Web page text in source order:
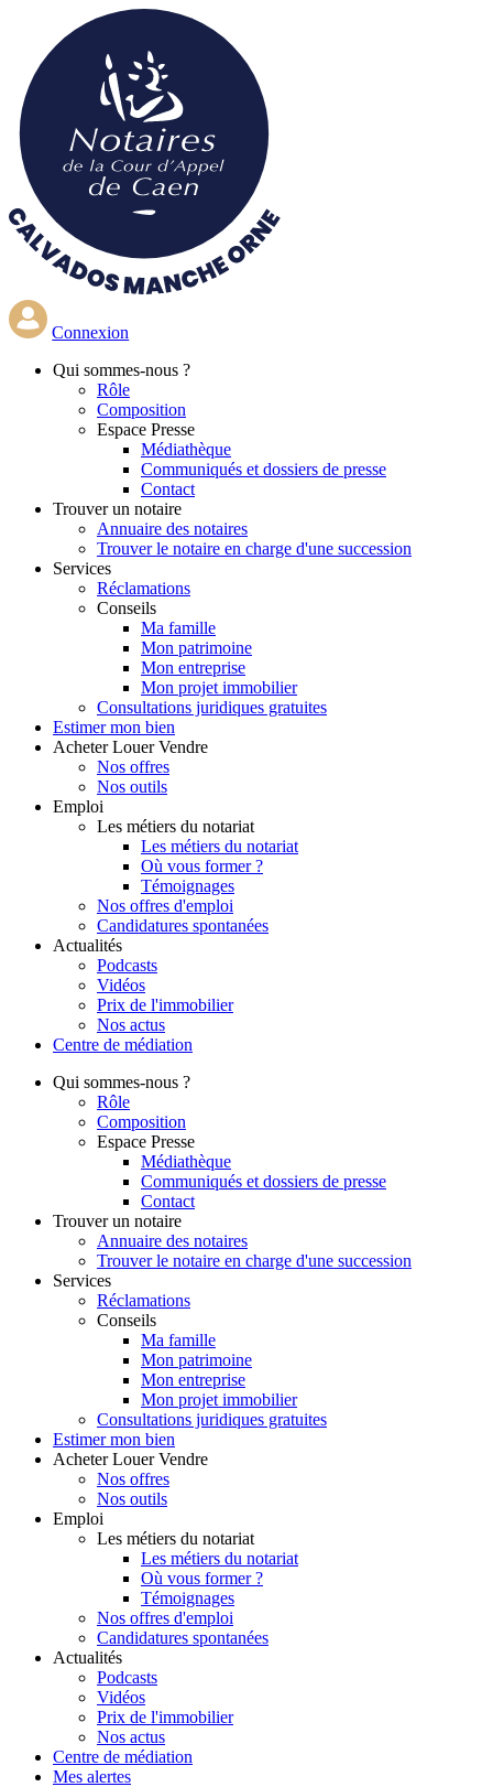
contenu
principal
Connexion
Qui sommes-nous ?
Rôle
Composition
Espace Presse
Médiathèque
Communiqués et dossiers de presse
Contact
Trouver un notaire
Annuaire des notaires
Trouver le notaire en charge d'une succession
Services
Réclamations
Conseils
Ma famille
Mon patrimoine
Mon entreprise
Mon projet immobilier
Consultations juridiques gratuites
Estimer mon bien
Acheter Louer Vendre
Nos offres
Nos outils
Emploi
Les métiers du notariat
Les métiers du notariat
Où vous former ?
Témoignages
Nos offres d'emploi
Candidatures spontanées
Actualités
Podcasts
Vidéos
Prix de l'immobilier
Nos actus
Centre de médiation
Qui sommes-nous ?
Rôle
Composition
Espace Presse
Médiathèque
Communiqués et dossiers de presse
Contact
Trouver un notaire
Annuaire des notaires
Trouver le notaire en charge d'une succession
Services
Réclamations
Conseils
Ma famille
Mon patrimoine
Mon entreprise
Mon projet immobilier
Consultations juridiques gratuites
Estimer mon bien
Acheter Louer Vendre
Nos offres
Nos outils
Emploi
Les métiers du notariat
Les métiers du notariat
Où vous former ?
Témoignages
Nos offres d'emploi
Candidatures spontanées
Actualités
Podcasts
Vidéos
Prix de l'immobilier
Nos actus
Centre de médiation
Mes alertes